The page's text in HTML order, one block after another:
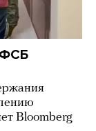
ФСБ
Bloomberg